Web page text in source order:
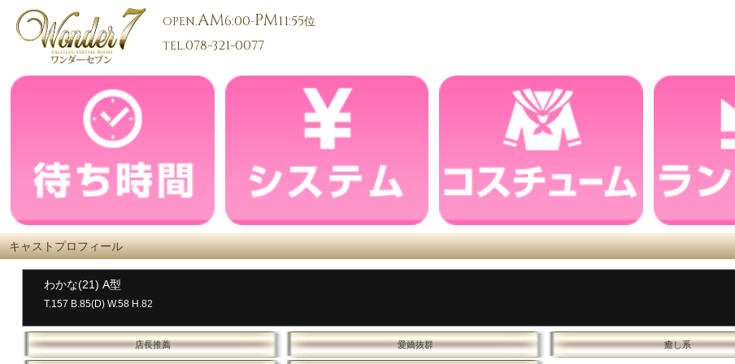
OPEN.AM6:00-PM11:55位
TEL.078-321-0077
キャストプロフィール
わかな(21) A型
T.157 B.85(D) W.58 H.82
店長推薦 愛嬌抜群 癒し系